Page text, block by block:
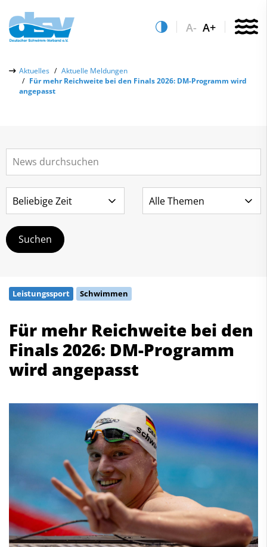
A- A+
Aktuelles
Aktuelle Meldungen
Für mehr Reichweite bei den Finals 2026: DM-Programm wird
angepasst
Leistungssport Schwimmen
Für mehr Reichweite bei den
Finals 2026: DM-Programm
wird angepasst
Über uns
Aktuelles
Leistungs- & Wettkampfsport
Schwimmen lernen
Sportentwicklung
Service
Vereinsfinder
Lizenzwesen
Zentrale Hinweisstelle
Anti-Doping
Recht auf sicheren Schwimmsport
Abteilungen
Freiwasserschwimmen
Wasserball
Synchronschwimmen
Masterssport
Deutscher Schwimm-Verband e.V.
Fax: +49 561 94083-15
info@dsv.de